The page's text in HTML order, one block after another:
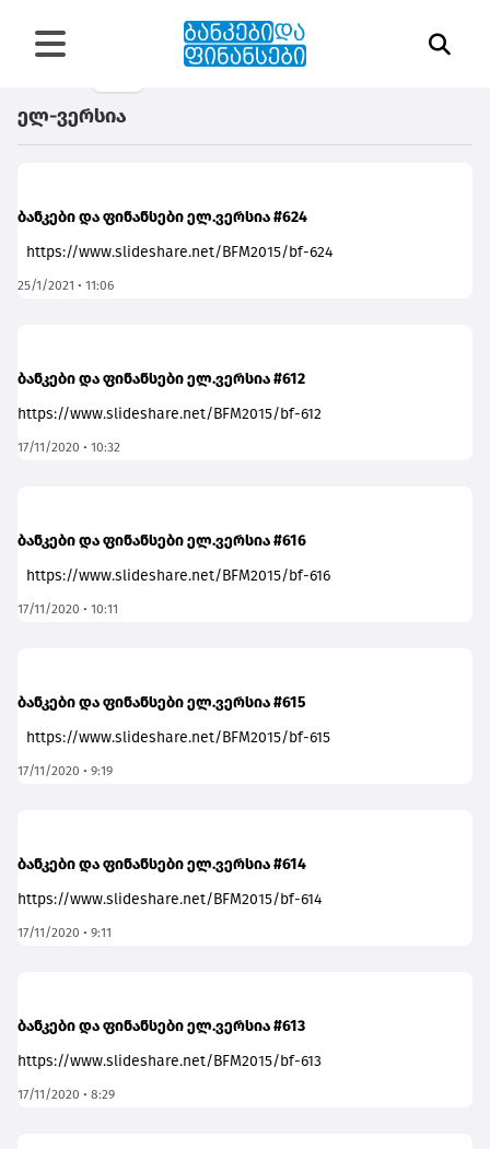
ელ-ვერსია
ბანკები და ფინანსები ელ.ვერსია #624
https://www.slideshare.net/BFM2015/bf-624
25/1/2021 • 11:06
ბანკები და ფინანსები ელ.ვერსია #612
https://www.slideshare.net/BFM2015/bf-612
17/11/2020 • 10:32
ბანკები და ფინანსები ელ.ვერსია #616
https://www.slideshare.net/BFM2015/bf-616
17/11/2020 • 10:11
ბანკები და ფინანსები ელ.ვერსია #615
https://www.slideshare.net/BFM2015/bf-615
17/11/2020 • 9:19
ბანკები და ფინანსები ელ.ვერსია #614
https://www.slideshare.net/BFM2015/bf-614
17/11/2020 • 9:11
ბანკები და ფინანსები ელ.ვერსია #613
https://www.slideshare.net/BFM2015/bf-613
17/11/2020 • 8:29